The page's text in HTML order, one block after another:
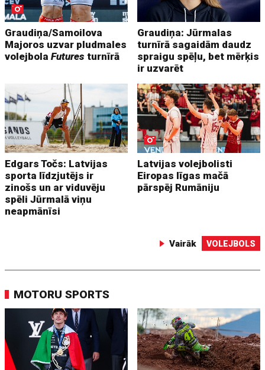
Graudiņa/Samoilova
Majoros uzvar pludmales
volejbolaFutures turnīrā
Graudiņa: Jūrmalas
turnīrā sagaidām daudz
spraigu spēļu, bet mērķis
ir uzvarēt
Edgars Točs: Latvijas
sporta līdzjutējs ir
zinošs un ar viduvēju
spēli Jūrmalā viņu
neapmānīsi
Latvijas volejbolisti
Eiropas līgas mačā
pārspēj Rumāniju
Vairāk VOLEJBOLS
MOTORU SPORTS